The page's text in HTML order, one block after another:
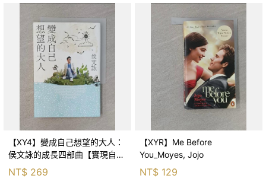
【XY4】變成自己想望的大人：
侯文詠的成長四部曲【實現自
己】_侯文詠
NT$ 269
【XYR】Me Before
You_Moyes, Jojo
NT$ 129